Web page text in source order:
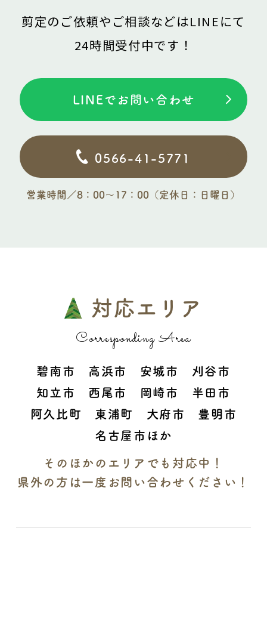
剪定のご依頼やご相談などはLINEにて
24時間受付中です！
LINEでお問い合わせ
0566-41-5771
営業時間／8：00〜17：00（定休日：日曜日）
対応エリア
Corresponding Area
碧南市 高浜市 安城市 刈谷市
知立市 西尾市 岡崎市 半田市
阿久比町 東浦町 大府市 豊明市
名古屋市ほか
そのほかのエリアでも対応中！
県外の方は一度お問い合わせください！